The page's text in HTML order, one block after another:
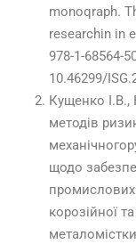
monoqraph.
researchin in
978-1-68564-
10.46299/
Кущенко І.В.,
методів
щодо
корозійної